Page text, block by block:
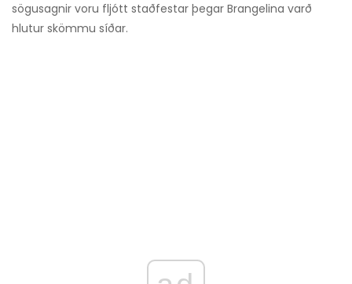
sögusagnir voru fljótt staðfestar þegar Brangelina varð
hlutur skömmu síðar.